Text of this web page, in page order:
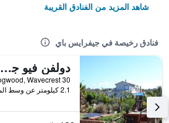
شاهد المزيد من الفنادق القريبة
فنادق رخيصة في جيفرايس باي
دولفن فيو جست هاوس
2.1 كيلومتر عن وسط المدينة